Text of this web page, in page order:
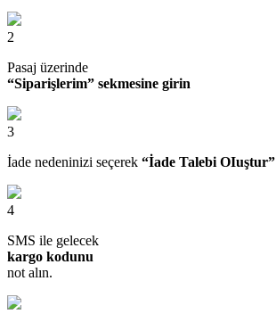
2
Pasaj üzerinde
“Siparişlerim” sekmesine girin
3
İade nedeninizi seçerek “İade Talebi OIuştur”
4
SMS ile gelecek
kargo kodunu
not alın.